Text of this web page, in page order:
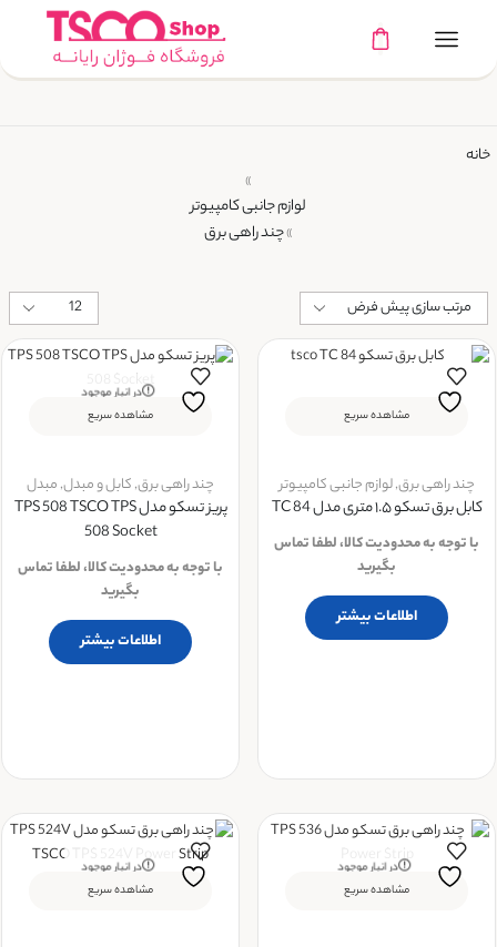
خانه
»
لوازم جانبی کامپیوتر
»چند راهی برق
مشاهده سریع
چند راهی برق,لوازم جانبی کامپیوتر
کابل برق تسکو ۱.۵ متری مدل TC 84
با توجه به محدودیت کالا، لطفا تماس
بگیرید
اطلاعات بیشتر
در انبار موجود
نمی باشد
مشاهده سریع
چند راهی برق,کابل و مبدل,مبدل
پریز تسکو مدل TPS 508 TSCO TPS
508 Socket
با توجه به محدودیت کالا، لطفا تماس
بگیرید
اطلاعات بیشتر
در انبار موجود
نمی باشد
مشاهده سریع
در انبار موجود
نمی باشد
مشاهده سریع